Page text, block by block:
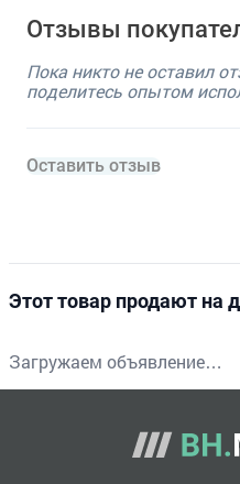
Отзывы
Пока никто не оставил
поделитесь опытом
Оставить отзыв
Этот товар продают на
Загружаем объявление…